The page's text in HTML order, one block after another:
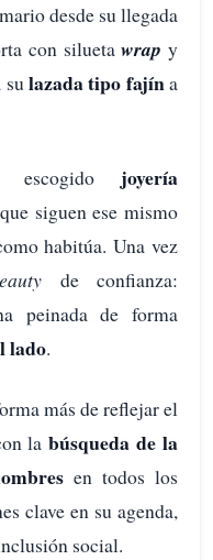
desde su llegada
con siluetawrap y
sulazada tipo fajína
escogido joyería
siguen ese mismo
habitúa. Una vez
de confianza:
peinada de forma
lado.
más de reflejar el
labúsqueda de la
en todos los
clave en su agenda,
social.